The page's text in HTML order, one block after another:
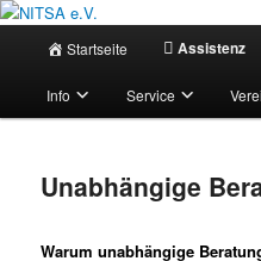
Zum
primären
springenNITSA e.V.
Selbstbestimmt leben mit Assistenz!
HauptmenüStartseite Assistenz
Info Service
Unabhängige
Warum unabhängige